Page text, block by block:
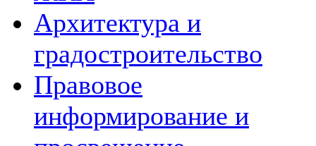
Архитектура и
градостроительство
Правовое
информирование и